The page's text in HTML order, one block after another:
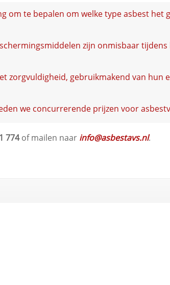
om te bepalen om welke type asbest het
zijn onmisbaar tijdens
zorgvuldigheid, gebruikmakend van hun
we concurrerende prijzen voor
774of mailen naar info@asbestavs.nl.